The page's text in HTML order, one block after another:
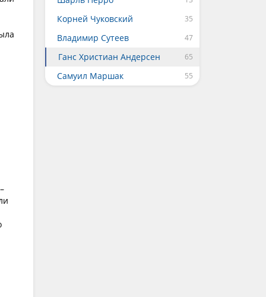
Корней Чуковский
Владимир Сутеев
Ганс Христиан Андерсен
Самуил Маршак